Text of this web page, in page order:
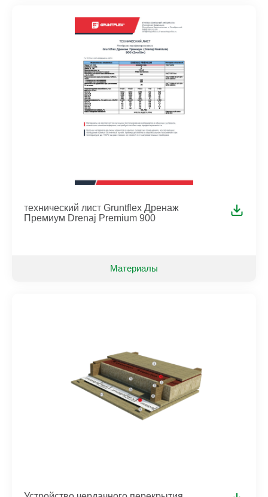
технический лист Gruntflex Дренаж
Премиум Drenaj Premium 900
Материалы